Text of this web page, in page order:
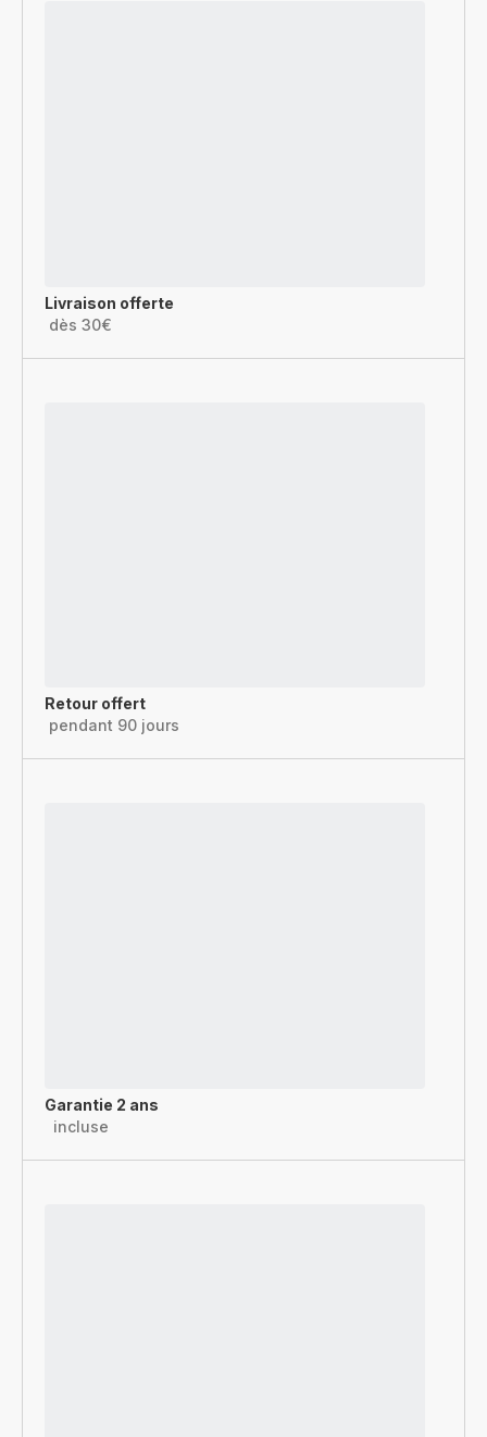
Livraison offerte
dès 30€
Retour offert
pendant 90 jours
Garantie 2 ans
incluse